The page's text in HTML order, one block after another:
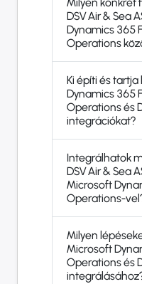
DSV Air & Sea
Dynamics 365
Operations
Ki építi és
Dynamics 365
Operations és
integrációkat?
Integrálhatok
DSV Air & Sea
Microsoft
Operations-
Milyen
Microsoft
Operations és